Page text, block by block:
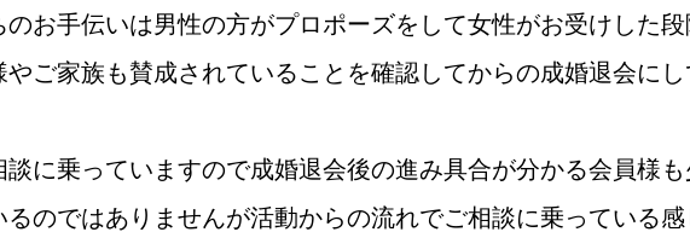
鹿児島店 佐世保店
お手伝いは男性の方がプロポーズをして女性がお受けした段
ご家族も賛成されていることを確認してからの成婚退会に
に乗っていますので成婚退会後の進み具合が分かる会員様も
のではありませんが活動からの流れでご相談に乗っている感